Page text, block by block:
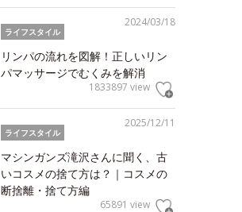
2024/03/18
ライフスタイル
リンパの流れを図解！正しいリン
パマッサージでむくみを解消
1833897 view
2025/12/11
ライフスタイル
マシンガンズ滝沢さんに聞く、古
いコスメの捨て方は？｜コスメの
断捨離・捨て方編
65891 view